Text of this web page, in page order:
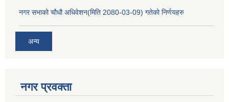
नगर सभाको चौधौ अधिवेशन(मिति 2080-03-09) गतेको निर्णयहरु
अन्य
नगर प्रव‌क्ता